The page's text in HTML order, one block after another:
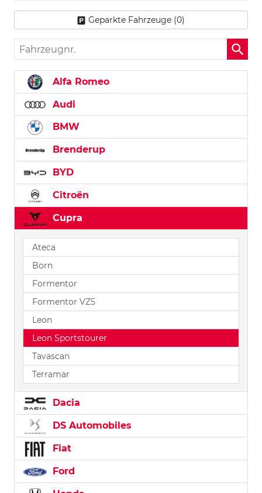
Geparkte Fahrzeuge (0)
Fahrzeugnr.
Alfa Romeo
Audi
BMW
Brenderup
BYD
Citroën
Cupra
Ateca
Born
Formentor
Formentor VZ5
Leon
Leon Sportstourer
Tavascan
Terramar
Dacia
DS Automobiles
Fiat
Ford